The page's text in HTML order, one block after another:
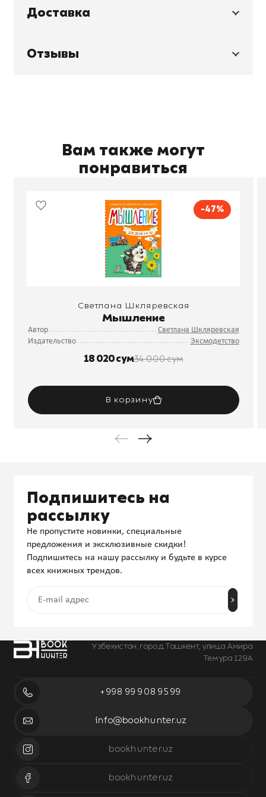
Доставка
Отзывы
Вам также могут
понравиться
-47%
Светлана Шкляревская
Мышление
Автор
Светлана Шкляревская
Издательство
Эксмодетство
18 020 сум34 000 сум
В корзину
Узбекистан, город Ташкент, улица Амира
Темура 129А
+998 99 908 95 99
info@bookhunter.uz
bookhunter.uz
bookhunter.uz
Подпишитесь на
рассылку
Не пропустите новинки, специальные
предложения и эксклюзивные скидки!
Подпишитесь на нашу рассылку и будьте в курсе
всех книжных трендов.